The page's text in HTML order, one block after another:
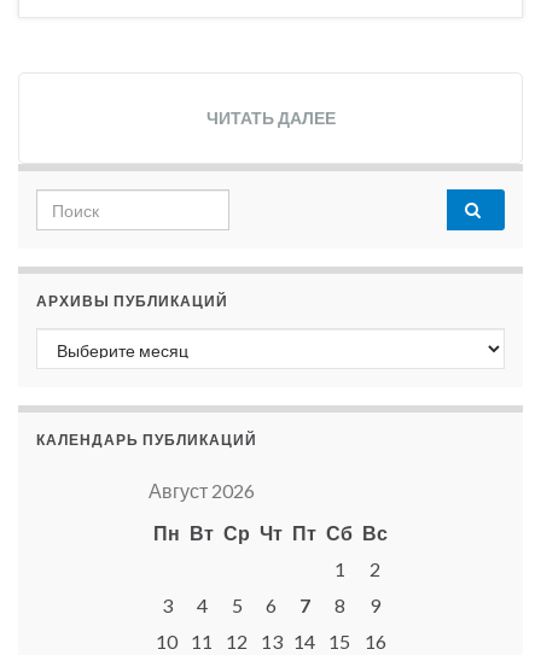
ЧИТАТЬ ДАЛЕЕ
Search for:
АРХИВЫ ПУБЛИКАЦИЙ
Архивы публикаций
КАЛЕНДАРЬ ПУБЛИКАЦИЙ
Август 2026
Пн Вт Ср Чт Пт Сб Вс
1
2
3
4 5 6 7 8
9
10
11 12 13 14 15
16